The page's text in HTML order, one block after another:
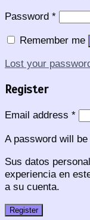
Password *
Remember me
Lost your
Register
Email address *
A password will
Sus datos
experiencia en
a su cuenta.
Register